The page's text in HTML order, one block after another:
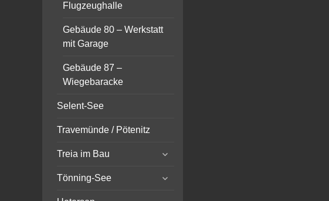
Flugzeughalle
Gebäude 80 – Werkstatt
mit Garage
Gebäude 87 –
Wiegebaracke
Selent-See
Travemünde / Pötenitz
Treia im Bau
expand
menu
Tönning-See
expand